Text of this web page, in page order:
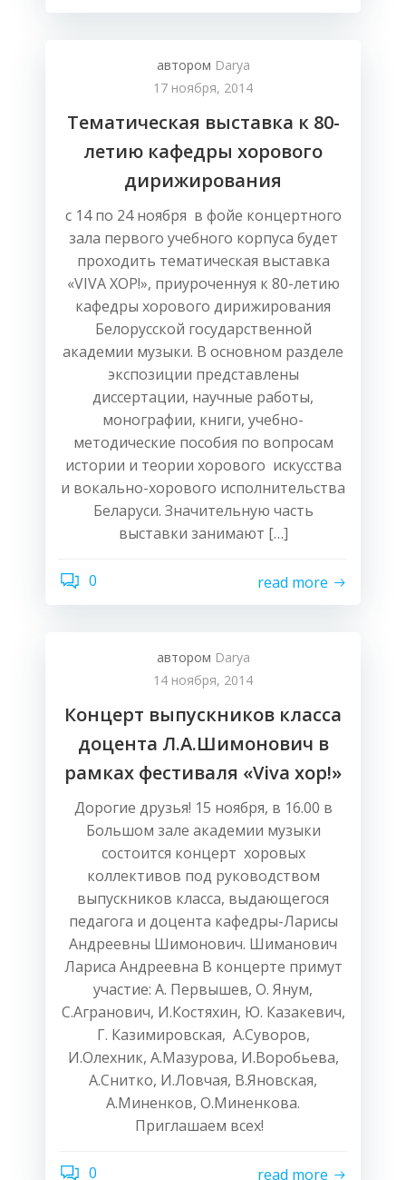
автором Darya
17 ноября, 2014
Тематическая выставка к 80-
летию кафедры хорового
дирижирования
с 14 по 24 ноября в фойе концертного
зала первого учебного корпуса будет
проходить тематическая выставка
«VIVA ХОР!», приуроченнуя к 80-летию
кафедры хорового дирижирования
Белорусской государственной
академии музыки. В основном разделе
экспозиции представлены
диссертации, научные работы,
монографии, книги, учебно-
методические пособия по вопросам
истории и теории хорового искусства
и вокально-хорового исполнительства
Беларуси. Значительную часть
выставки занимают […]
0 read more
автором Darya
14 ноября, 2014
Концерт выпускников класса
доцента Л.А.Шимонович в
рамках фестиваля «Viva хор!»
Дорогие друзья! 15 ноября, в 16.00 в
Большом зале академии музыки
состоится концерт хоровых
коллективов под руководством
выпускников класса, выдающегося
педагога и доцента кафедры-Ларисы
Андреевны Шимонович. Шиманович
Лариса Андреевна В концерте примут
участие: А. Первышев, О. Янум,
С.Агранович, И.Костяхин, Ю. Казакевич,
Г. Казимировская, А.Суворов,
И.Олехник, А.Мазурова, И.Воробьева,
А.Снитко, И.Ловчая, В.Яновская,
А.Миненков, О.Миненкова.
Приглашаем всех!
0 read more